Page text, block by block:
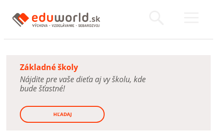
Základné školy
Nájdite pre vaše dieťa aj vy školu, kde
bude šťastné!
HĽADAJ